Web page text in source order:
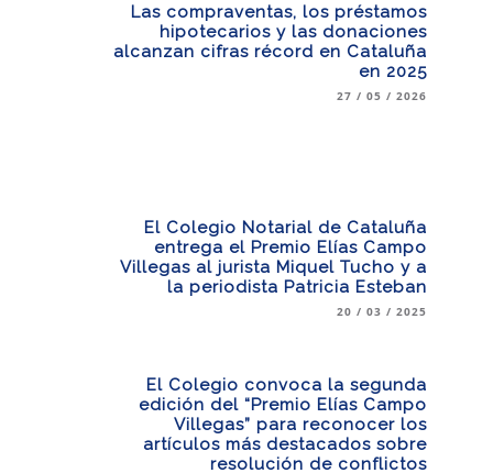
Las compraventas, los préstamos
hipotecarios y las donaciones
alcanzan cifras récord en Cataluña
en 2025
27 / 05 / 2026
El Colegio Notarial de Cataluña
entrega el Premio Elías Campo
Villegas al jurista Miquel Tucho y a
la periodista Patricia Esteban
20 / 03 / 2025
El Colegio convoca la segunda
edición del “Premio Elías Campo
Villegas” para reconocer los
artículos más destacados sobre
resolución de conflictos